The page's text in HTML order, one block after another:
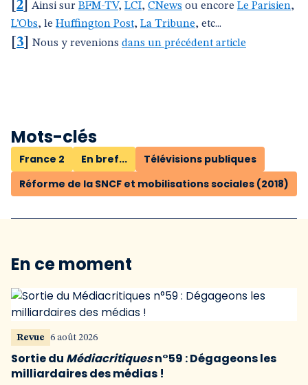
2 Ainsi sur BFM-TV, LCI, CNews ou encore Le Parisien,
L’Obs, le Huffington Post, La Tribune, etc...
3 Nous y revenions dans un précédent article
Mots-clés
France 2 En bref...
Télévisions publiques
Réforme de la SNCF et mobilisations sociales (2018)
En ce moment
Revue 6 août 2026
Sortie du Médiacritiquesn°59 : Dégageons les
milliardaires des médias !